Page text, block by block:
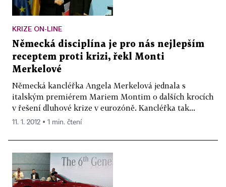
KRIZE ON-LINE
Německá disciplína je pro nás nejlepším
receptem proti krizi, řekl Monti
Merkelové
Německá kancléřka Angela Merkelová jednala s
italským premiérem Mariem Montim o dalších krocích
v řešení dluhové krize v eurozóně. Kancléřka tak...
11. 1. 2012 ▪ 1 min. čtení